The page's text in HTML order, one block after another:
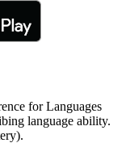
for Languages
language ability.